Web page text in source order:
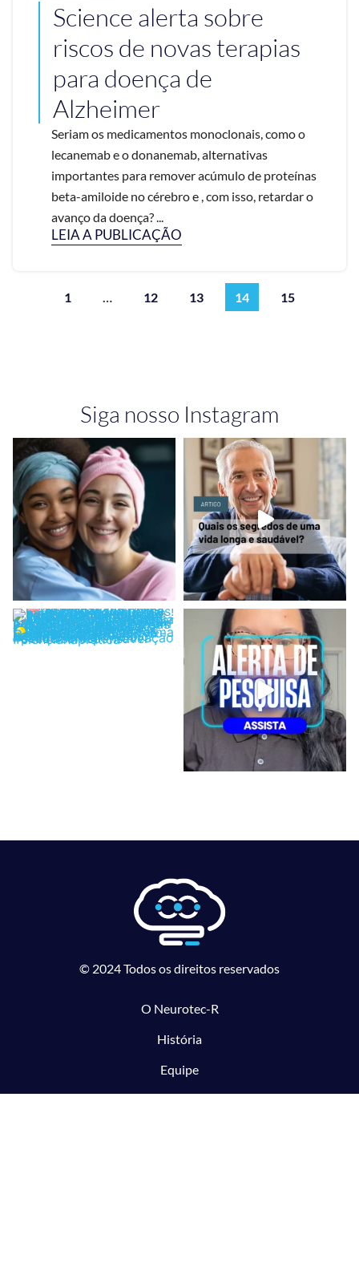
Science alerta sobre
riscos de novas terapias
para doença de
Alzheimer
Seriam os medicamentos monoclonais, como o
lecanemab e o donanemab, alternativas
importantes para remover acúmulo de proteínas
beta-amiloide no cérebro e , com isso, retardar o
avanço da doença? ...
LEIA A PUBLICAÇÃO
1 … 12 13 14 15
Siga nosso Instagram
© 2024 Todos os direitos reservados
O Neurotec-R
História
Equipe